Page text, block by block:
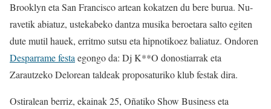
Brooklyn eta San Francisco artean kokatzen du bere burua. Nu-
ravetik abiatuz, ustekabeko dantza musika beroetara salto egiten
dute mutil hauek, erritmo sutsu eta hipnotikoez baliatuz. Ondoren
Desparrame festa egongo da: Dj K**O donostiarrak eta
Zarautzeko Delorean taldeak proposaturiko klub festak dira.
Ostiralean berriz, ekainak 25, Oñatiko Show Business eta